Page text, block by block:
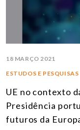
18 MARÇO 2021
ESTUDOS E PESQUISAS
UE no contexto
Presidência
futuros da